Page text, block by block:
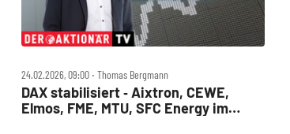
24.02.2026, 09:00 ‧ Thomas Bergmann
DAX stabilisiert ‑ Aixtron, CEWE,
Elmos, FME, MTU, SFC Energy im